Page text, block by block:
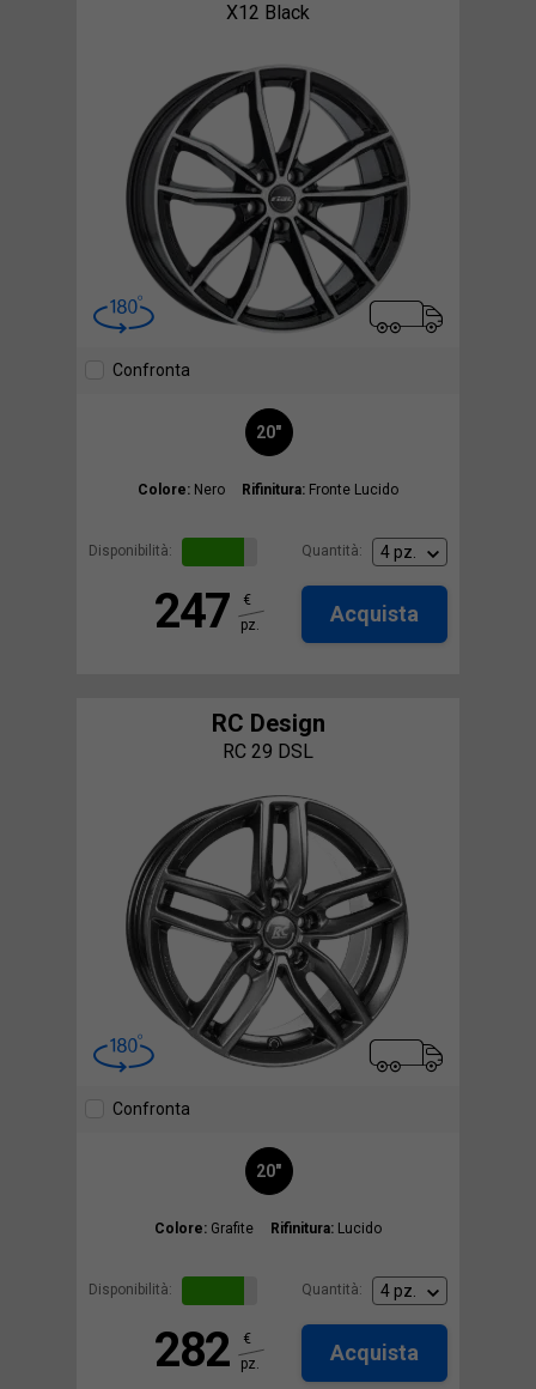
X12 Black
Confronta
20"
Colore: Nero Rifinitura: Fronte Lucido
Disponibilità: Quantità:
247
€
pz.
Acquista
RC Design
RC 29 DSL
Confronta
20"
Colore: Grafite Rifinitura: Lucido
Disponibilità: Quantità:
282
€
pz.
Acquista